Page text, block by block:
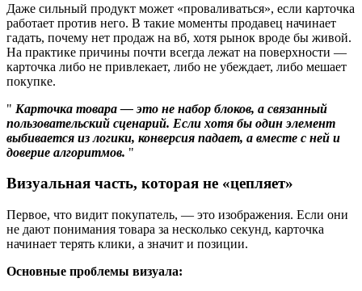
Даже сильный продукт может «проваливаться», если карточка
работает против него. В такие моменты продавец начинает
гадать, почему нет продаж на вб, хотя рынок вроде бы живой.
На практике причины почти всегда лежат на поверхности —
карточка либо не привлекает, либо не убеждает, либо мешает
покупке.
Карточка товара — это не набор блоков, а связанный
пользовательский сценарий. Если хотя бы один элемент
выбивается из логики, конверсия падает, а вместе с ней и
доверие алгоритмов.
Визуальная часть, которая не «цепляет»
Первое, что видит покупатель, — это изображения. Если они
не дают понимания товара за несколько секунд, карточка
начинает терять клики, а значит и позиции.
Основные проблемы визуала: